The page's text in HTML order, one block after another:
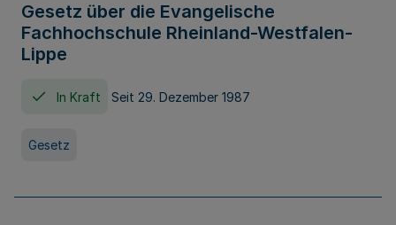
Gesetz über die Evangelische
Fachhochschule Rheinland-Westfalen-
Lippe
In Kraft Seit 29. Dezember 1987
Gesetz